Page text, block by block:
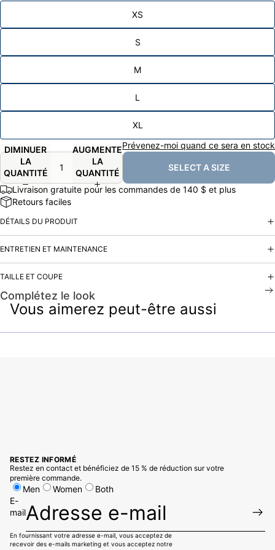
XS
S
M
L
XL
Prévenez-moi quand ce sera en stock
DIMINUER
LA
QUANTITÉ
AUGMENTER
LA
QUANTITÉ
SELECT A SIZE
Livraison gratuite pour les commandes de 140 $ et plus
Retours faciles
DÉTAILS DU PRODUIT
ENTRETIEN ET MAINTENANCE
TAILLE ET COUPE
Complétez le look
Vous aimerez peut-être aussi
RESTEZ INFORMÉ
Restez en contact et bénéficiez de 15 % de réduction sur votre
première commande.
Men Women
Both
E-
mail
En fournissant votre adresse e-mail, vous acceptez de
recevoir des e-mails marketing et vous acceptez notre